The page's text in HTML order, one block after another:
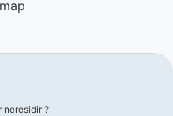
neresidir ?